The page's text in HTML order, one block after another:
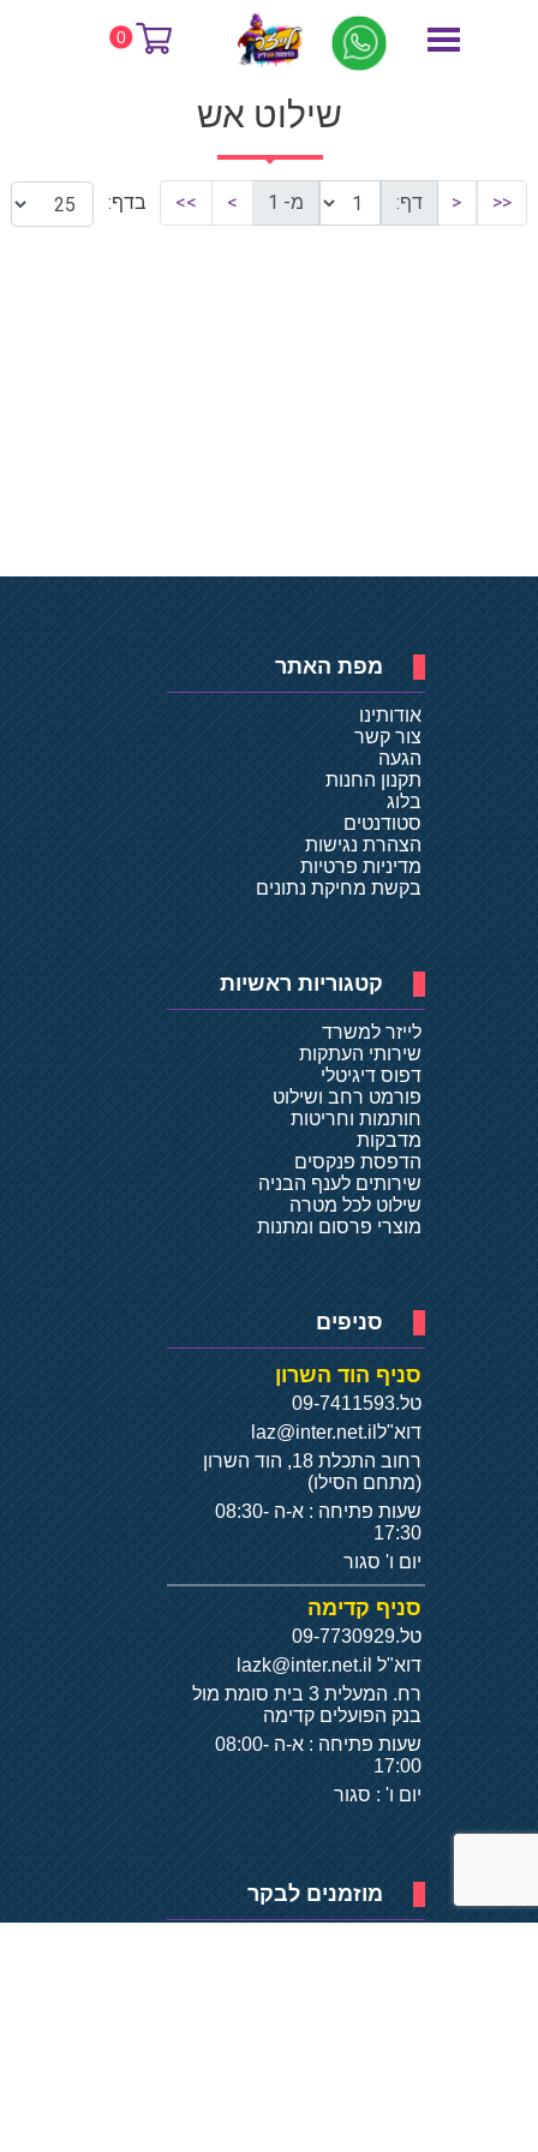
0 דף הבית שילוט אש
שילוט אש
<<
< דף: מ- 1 >
>> בדף:
מפת האתר
אודותינו
צור קשר
הגעה
תקנון החנות
בלוג
סטודנטים
הצהרת נגישות
מדיניות פרטיות
בקשת מחיקת נתונים
קטגוריות ראשיות
לייזר למשרד
שירותי העתקות
דפוס דיגיטלי
פורמט רחב ושילוט
חותמות וחריטות
מדבקות
הדפסת פנקסים
שירותים לענף הבניה
שילוט לכל מטרה
מוצרי פרסום ומתנות
סניפים
סניף הוד השרון
טל.09-7411593
דוא"ל laz@inter.net.il
רחוב התכלת 18, הוד השרון
(מתחם הסילו)
שעות פתיחה : א-ה 08:30-
17:30
יום ו' סגור
סניף קדימה
טל.09-7730929
דוא"ל
רח. המעלית 3 בית סומת מול
בנק הפועלים קדימה
שעות פתיחה : א-ה 08:00-
17:00
יום ו' : סגור
מוזמנים לבקר